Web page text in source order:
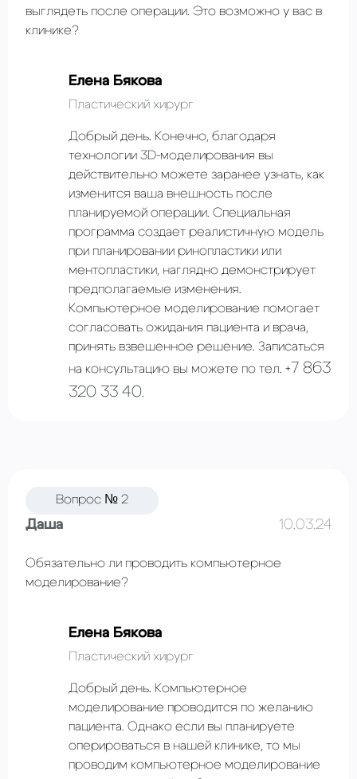
выглядеть после операции. Это возможно у вас в
клинике?
Елена Бякова
Пластический хирург
Добрый день. Конечно, благодаря
технологии 3D-моделирования вы
действительно можете заранее узнать, как
изменится ваша внешность после
планируемой операции. Специальная
программа создает реалистичную модель
при планировании ринопластики или
ментопластики, наглядно демонстрирует
предполагаемые изменения.
Компьютерное моделирование помогает
согласовать ожидания пациента и врача,
принять взвешенное решение. Записаться
на консультацию вы можете по тел. +7 863
320 33 40.
Вопрос № 2
Даша 10.03.24
Обязательно ли проводить компьютерное
моделирование?
Елена Бякова
Пластический хирург
Добрый день. Компьютерное
моделирование проводится по желанию
пациента. Однако если вы планируете
оперироваться в нашей клинике, то мы
проводим компьютерное моделирование